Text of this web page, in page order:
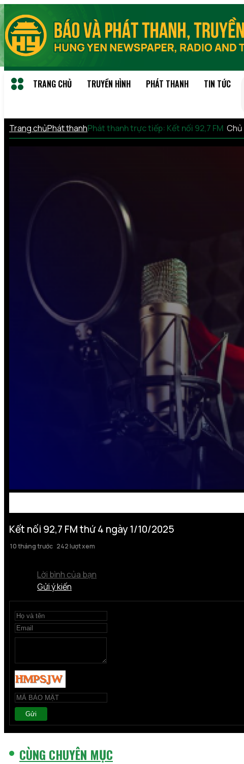
TRANG CHỦ TRUYỀN HÌNH PHÁT THANH TIN TỨC
Trang chủPhát thanhPhát thanh trực tiếp: Kết nối 92,7 FM
Kết nối 92,7 FM thứ 4 ngày 1/10/2025
10 tháng trước 242 lượt xem
Lời bình của bạn
Gửi ý kiến
Gửi
CÙNG CHUYÊN MỤC